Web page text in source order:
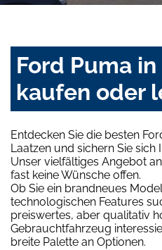
Ford Puma
kaufen oder
Entdecken Sie die besten
Laatzen und sichern Sie sich
Unser vielfältiges Angebot
fast keine Wünsche offen.
Ob Sie ein brandneues
technologischen Features
preiswertes, aber qualitativ
Gebrauchtfahrzeug
breite Palette an Optionen.